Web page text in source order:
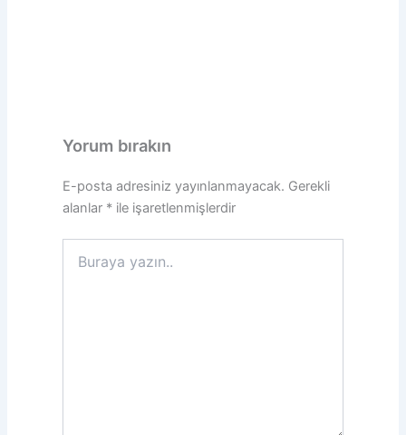
Yorum bırakın
E-posta adresiniz yayınlanmayacak. Gerekli
alanlar *ile işaretlenmişlerdir
yazın..